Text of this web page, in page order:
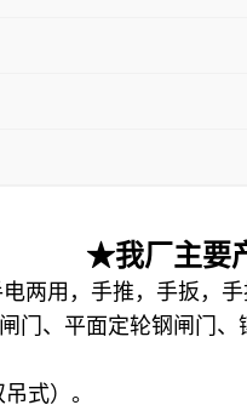
★我厂主要
两用，手推，手扳，
门、平面定轮钢闸门、
双吊式）。